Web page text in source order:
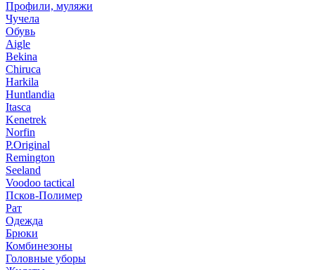
Профили, муляжи
Чучела
Обувь
Aigle
Bekina
Chiruсa
Harkila
Huntlandia
Itasca
Kenetrek
Norfin
P.Original
Remington
Seeland
Voodoo tactical
Псков-Полимер
Рат
Одежда
Брюки
Комбинезоны
Головные уборы